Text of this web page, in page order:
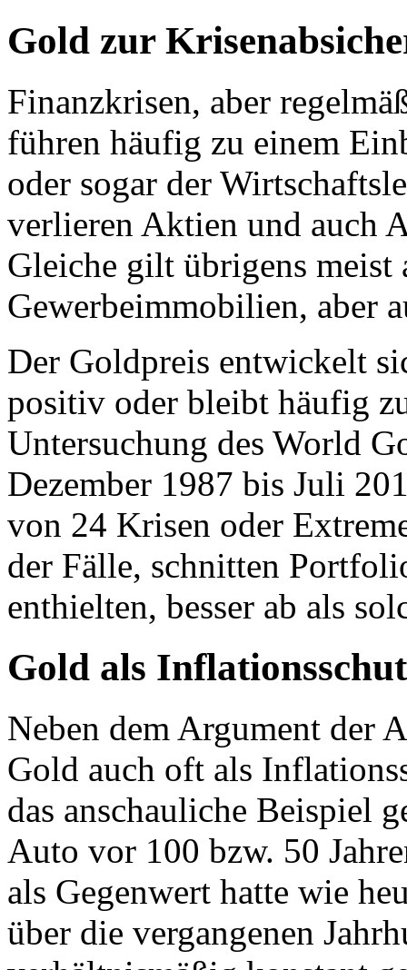
Gold zur
Finanzkrisen, aber
führen häufig zu einem
oder sogar der
verlieren Aktien und auch
Gleiche gilt übrigens
Gewerbeimmobilien, aber
Der Goldpreis entwickelt
positiv oder bleibt häufig
Untersuchung des World
Dezember 1987 bis Juli
von 24 Krisen oder
der Fälle, schnitten
enthielten, besser ab als
Gold als
Neben dem Argument der
Gold auch oft als
das anschauliche Beispiel
Auto vor 100 bzw. 50
als Gegenwert hatte wie
über die vergangenen